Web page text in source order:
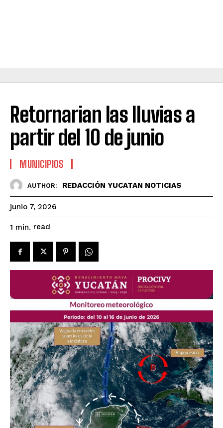
Retornarian las lluvias a
partir del 10 de junio
MUNICIPIOS
AUTHOR: REDACCIÓN YUCATAN NOTICIAS
junio 7, 2026
1 min. read